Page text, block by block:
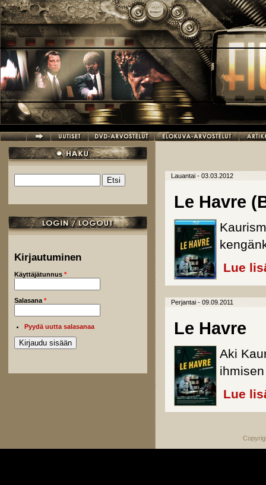
Hyppää pääsisältöön
Hakulomake
Kirjautuminen
Käyttäjätunnus *
Salasana *
Pyydä uutta salasanaa
Lauantai - 03.03.2012
Le Havre
Lue
Perjantai - 09.09.2011
Le Havre
Aki
Lue